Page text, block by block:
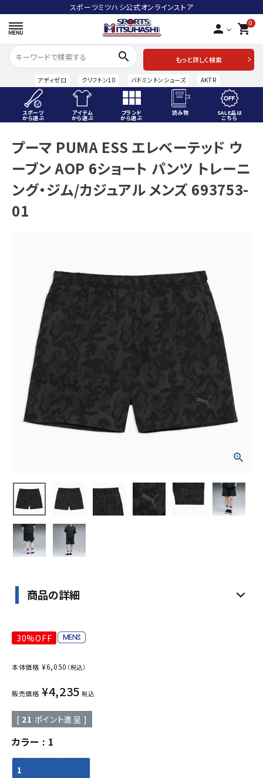
スポーツミツハシ公式オンラインストア
person 0
shopping_cart
search
もっと詳しく検索
アディゼロ クリフトン10 バドミントンシューズ AKTR
スポーツ
から選ぶ
アイテム
から選ぶ
ブランド
から選ぶ
読み物 SALE品は
こちら
ACCOUNT MENU
ようこそ ゲスト 様
meeting_room ログイン person 会員登録
スポーツから選ぶ
ブランドから選ぶ
SALE品はこちら
INFORMATIOM
ご利用ガイド
お問い合わせ
メルマガ登録
特定商取引法
プーマ PUMA ESS エレベーテッド ウ
ーブン AOP 6ショート パンツ トレーニ
ング・ジム/カジュアル メンズ 693753-
01
商品の詳細
30%OFF
本体価格 ¥6,050 （税込）
販売価格 ¥4,235 税込
[ 21 ポイント進呈 ]
カラー 1
1